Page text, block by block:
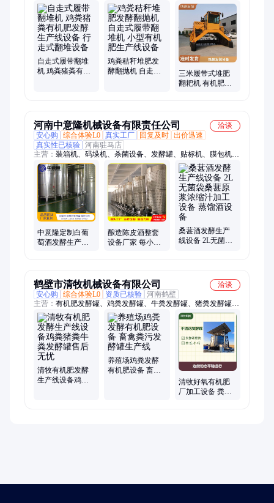
自走式履带翻堆
机 鸡粪猪粪有机
鸡粪秸秆堆肥发
酵翻抛机 自走式
三米履带式堆肥
翻耙机 有机肥生
河南中意隆机械设备有限责任公司
洽谈
安心购
综合体验L0 真实工厂 回复及时 出价迅速
真实性已核验 河南驻马店
主营： 装箱机、码垛机、杀菌设备、发酵罐、贴标机、膜包机、
卸垛机、酒设备、灌装机、果汁设备、饮料生产线、调配设备、
水处理设备、水生产线、蜂蜜饮料设备、日化设备、酒生产线、
提取设备、醋设备、奶设备、酱设备、水设备、灌装线
中意隆定制白葡
萄酒发酵生产线
酿造陈皮酒整套
设备厂家 每小时1
桑葚酒发酵生产
线设备 2L无菌袋
鹤壁市清牧机械设备有限公司
洽谈
安心购
综合体验L0 资质已核验 河南鹤壁
主营： 有机肥发酵罐、鸡粪发酵罐、牛粪发酵罐、猪粪发酵罐、
畜禽粪污发酵设备、发酵罐、有机肥发酵设备、污泥发酵罐、餐
厨垃圾发酵罐、有机肥翻抛机、有机肥生产线
清牧有机肥发酵
生产线设备鸡粪
养殖场鸡粪发酵
有机肥设备 畜禽
清牧好氧有机肥
厂加工设备 粪污